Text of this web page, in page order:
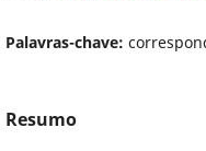
Palavras-chave:
Resumo